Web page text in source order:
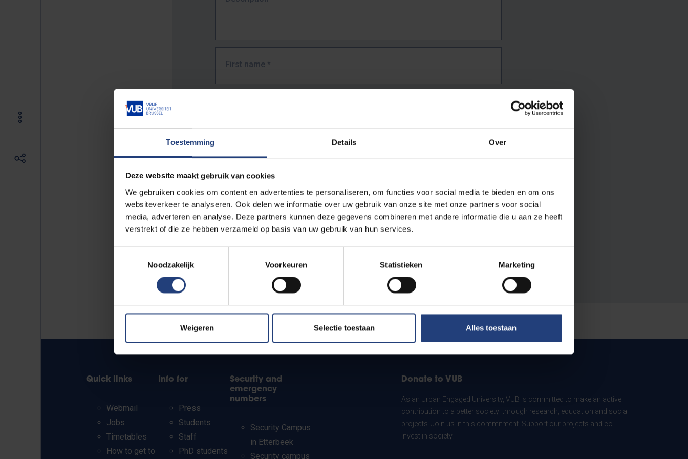
Toestemming Details Over
Deze website maakt gebruik van cookies
We gebruiken cookies om content en advertenties te personaliseren, om functies voor social media te bieden en om ons
websiteverkeer te analyseren. Ook delen we informatie over uw gebruik van onze site met onze partners voor social
media, adverteren en analyse. Deze partners kunnen deze gegevens combineren met andere informatie die u aan ze heeft
verstrekt of die ze hebben verzameld op basis van uw gebruik van hun services.
Noodzakelijk
Voorkeuren Statistieken Marketing
Weigeren Selectie toestaan Alles toestaan
First name *
The full URL of the page where you encountered the error.
E.g. https://www.vub.be/nl/studeren-aan-de-vub/alle-opleidingen
Quick links
Webmail
Jobs
Timetables
How to get to
Info for
Press
Students
Staff
PhD students
Security and
emergency
numbers
Security Campus
in Etterbeek
Security campus
Donate to VUB
As an Urban Engaged University, VUB is committed to make an active
contribution to a better society: through research, education and social
projects. Join us in this commitment. Support our projects and co-
invest in society.